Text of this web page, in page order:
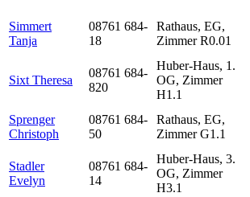
Simmert
Tanja
08761 684-
18
Rathaus, EG,
Zimmer R0.01
Sixt Theresa
08761 684-
820
Huber-Haus, 1.
OG, Zimmer
H1.1
Sprenger
Christoph
08761 684-
50
Rathaus, EG,
Zimmer G1.1
Stadler
Evelyn
08761 684-
14
Huber-Haus, 3.
OG, Zimmer
H3.1